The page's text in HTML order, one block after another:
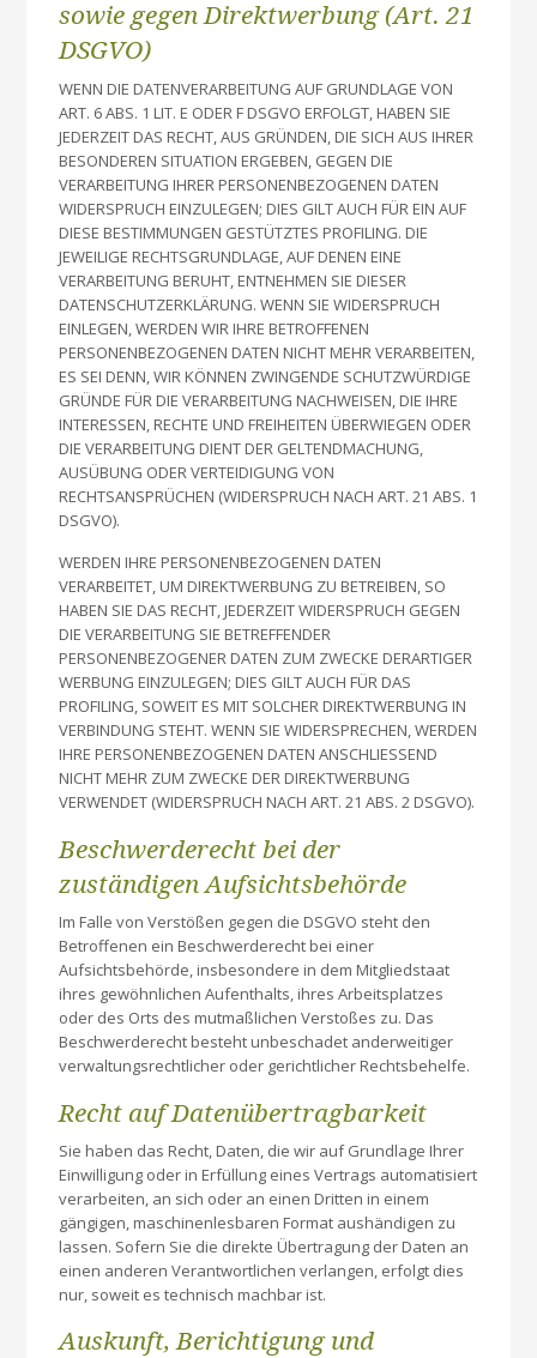
sowie gegen Direktwerbung (Art. 21
DSGVO)
WENN DIE DATENVERARBEITUNG AUF GRUNDLAGE VON
ART. 6 ABS. 1 LIT. E ODER F DSGVO ERFOLGT, HABEN SIE
JEDERZEIT DAS RECHT, AUS GRÜNDEN, DIE SICH AUS IHRER
BESONDEREN SITUATION ERGEBEN, GEGEN DIE
VERARBEITUNG IHRER PERSONENBEZOGENEN DATEN
WIDERSPRUCH EINZULEGEN; DIES GILT AUCH FÜR EIN AUF
DIESE BESTIMMUNGEN GESTÜTZTES PROFILING. DIE
JEWEILIGE RECHTSGRUNDLAGE, AUF DENEN EINE
VERARBEITUNG BERUHT, ENTNEHMEN SIE DIESER
DATENSCHUTZERKLÄRUNG. WENN SIE WIDERSPRUCH
EINLEGEN, WERDEN WIR IHRE BETROFFENEN
PERSONENBEZOGENEN DATEN NICHT MEHR VERARBEITEN,
ES SEI DENN, WIR KÖNNEN ZWINGENDE SCHUTZWÜRDIGE
GRÜNDE FÜR DIE VERARBEITUNG NACHWEISEN, DIE IHRE
INTERESSEN, RECHTE UND FREIHEITEN ÜBERWIEGEN ODER
DIE VERARBEITUNG DIENT DER GELTENDMACHUNG,
AUSÜBUNG ODER VERTEIDIGUNG VON
RECHTSANSPRÜCHEN (WIDERSPRUCH NACH ART. 21 ABS. 1
DSGVO).
WERDEN IHRE PERSONENBEZOGENEN DATEN
VERARBEITET, UM DIREKTWERBUNG ZU BETREIBEN, SO
HABEN SIE DAS RECHT, JEDERZEIT WIDERSPRUCH GEGEN
DIE VERARBEITUNG SIE BETREFFENDER
PERSONENBEZOGENER DATEN ZUM ZWECKE DERARTIGER
WERBUNG EINZULEGEN; DIES GILT AUCH FÜR DAS
PROFILING, SOWEIT ES MIT SOLCHER DIREKTWERBUNG IN
VERBINDUNG STEHT. WENN SIE WIDERSPRECHEN, WERDEN
IHRE PERSONENBEZOGENEN DATEN ANSCHLIESSEND
NICHT MEHR ZUM ZWECKE DER DIREKTWERBUNG
VERWENDET (WIDERSPRUCH NACH ART. 21 ABS. 2 DSGVO).
Beschwerde­recht bei der
zuständigen Aufsichts­behörde
Im Falle von Verstößen gegen die DSGVO steht den
Betroffenen ein Beschwerderecht bei einer
Aufsichtsbehörde, insbesondere in dem Mitgliedstaat
ihres gewöhnlichen Aufenthalts, ihres Arbeitsplatzes
oder des Orts des mutmaßlichen Verstoßes zu. Das
Beschwerderecht besteht unbeschadet anderweitiger
verwaltungsrechtlicher oder gerichtlicher Rechtsbehelfe.
Recht auf Daten­übertrag­barkeit
Sie haben das Recht, Daten, die wir auf Grundlage Ihrer
Einwilligung oder in Erfüllung eines Vertrags automatisiert
verarbeiten, an sich oder an einen Dritten in einem
gängigen, maschinenlesbaren Format aushändigen zu
lassen. Sofern Sie die direkte Übertragung der Daten an
einen anderen Verantwortlichen verlangen, erfolgt dies
nur, soweit es technisch machbar ist.
Auskunft, Berichtigung und